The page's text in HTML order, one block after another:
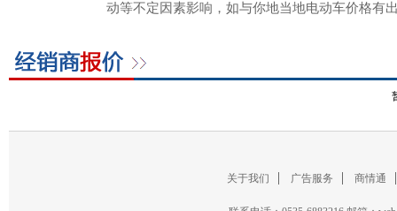
动等不定因素影响，如与你地当地电动车价格有
关于我们 广告服务 商情通